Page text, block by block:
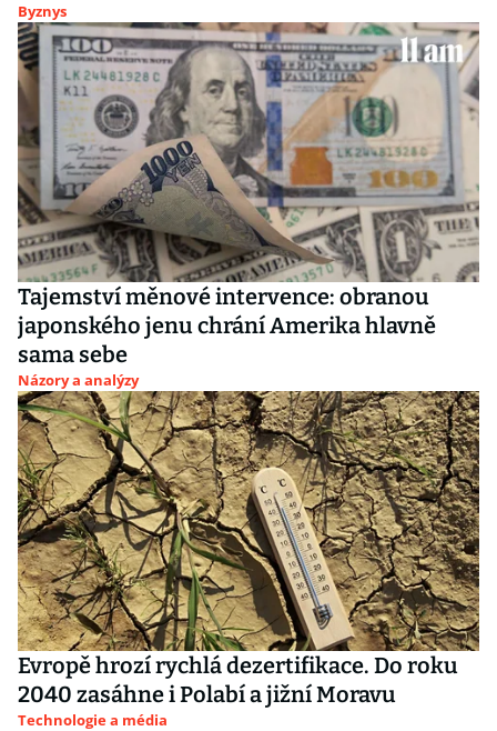
Byznys
Tajemství měnové intervence: obranou
japonského jenu chrání Amerika hlavně
sama sebe
Názory a analýzy
Evropě hrozí rychlá dezertifikace. Do roku
2040 zasáhne i Polabí a jižní Moravu
Technologie a média